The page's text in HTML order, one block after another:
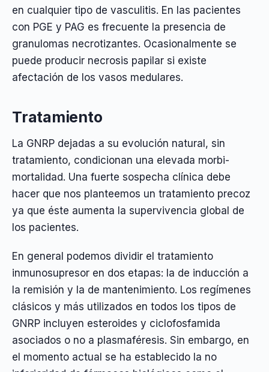
en cualquier tipo de vasculitis. En las pacientes
con PGE y PAG es frecuente la presencia de
granulomas necrotizantes. Ocasionalmente se
puede producir necrosis papilar si existe
afectación de los vasos medulares.
Tratamiento
La GNRP dejadas a su evolución natural, sin
tratamiento, condicionan una elevada morbi-
mortalidad. Una fuerte sospecha clínica debe
hacer que nos planteemos un tratamiento precoz
ya que éste aumenta la supervivencia global de
los pacientes.
En general podemos dividir el tratamiento
inmunosupresor en dos etapas: la de inducción a
la remisión y la de mantenimiento. Los regímenes
clásicos y más utilizados en todos los tipos de
GNRP incluyen esteroides y ciclofosfamida
asociados o no a plasmaféresis. Sin embargo, en
el momento actual se ha establecido la no